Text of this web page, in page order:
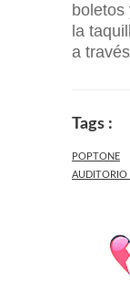
boletos
la
a
Tags :
POPTONE
AUDITORIO